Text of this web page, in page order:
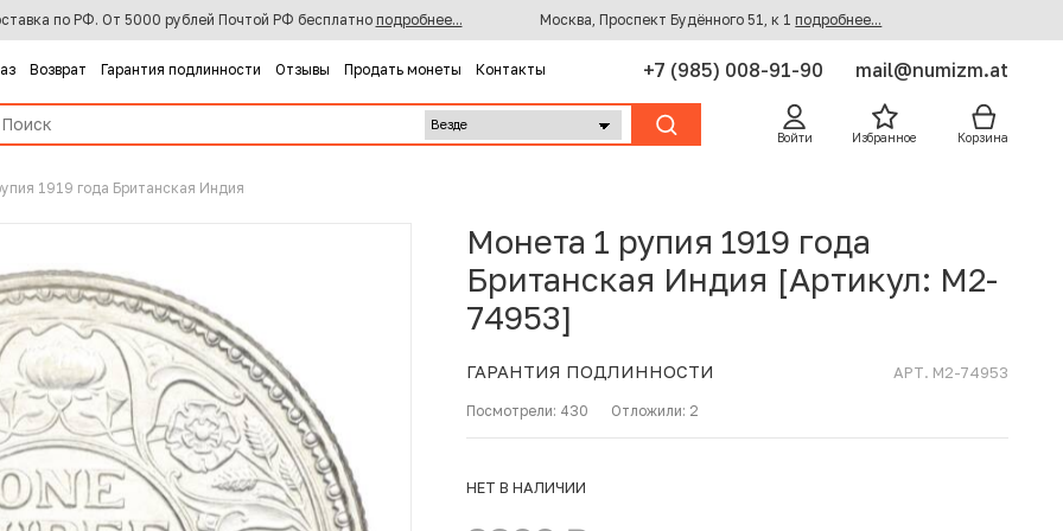
по РФ. От 5000 рублей Почтой РФ бесплатно подробнее... Москва, Проспект Будённого 51, к 1 подробнее...
Возврат Гарантия подлинности Отзывы Продать монеты Контакты +7 (985) 008-91-90 mail@numizm.at
Войти Избранное Корзина
1919 года Британская Индия
Монета 1 рупия 1919 года
Британская Индия [Артикул: M2-
74953]
ГАРАНТИЯ ПОДЛИННОСТИ АРТ. M2-74953
Посмотрели: 430 Отложили: 2
НЕТ В НАЛИЧИИ